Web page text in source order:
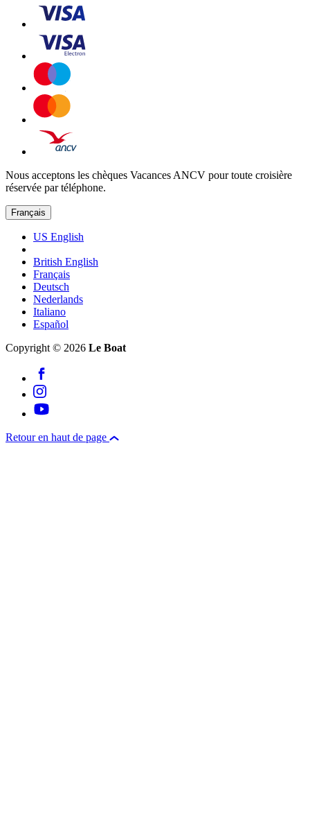
Nous acceptons les chèques Vacances ANCV pour toute croisière
réservée par téléphone.
Français
US English
British English
Français
Deutsch
Nederlands
Italiano
Español
Copyright © 2026 Le Boat
Retour en haut de page